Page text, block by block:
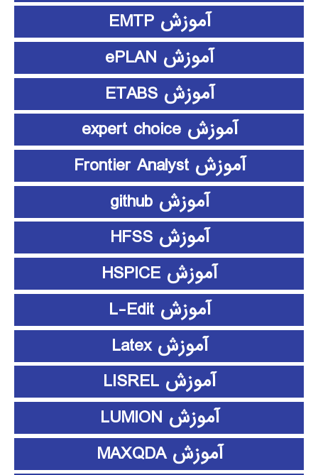
آموزش EMTP
آموزش ePLAN
آموزش ETABS
آموزش expert choice
آموزش Frontier Analyst
آموزش github
آموزش HFSS
آموزش HSPICE
آموزش L-Edit
آموزش Latex
آموزش LISREL
آموزش LUMION
آموزش MAXQDA